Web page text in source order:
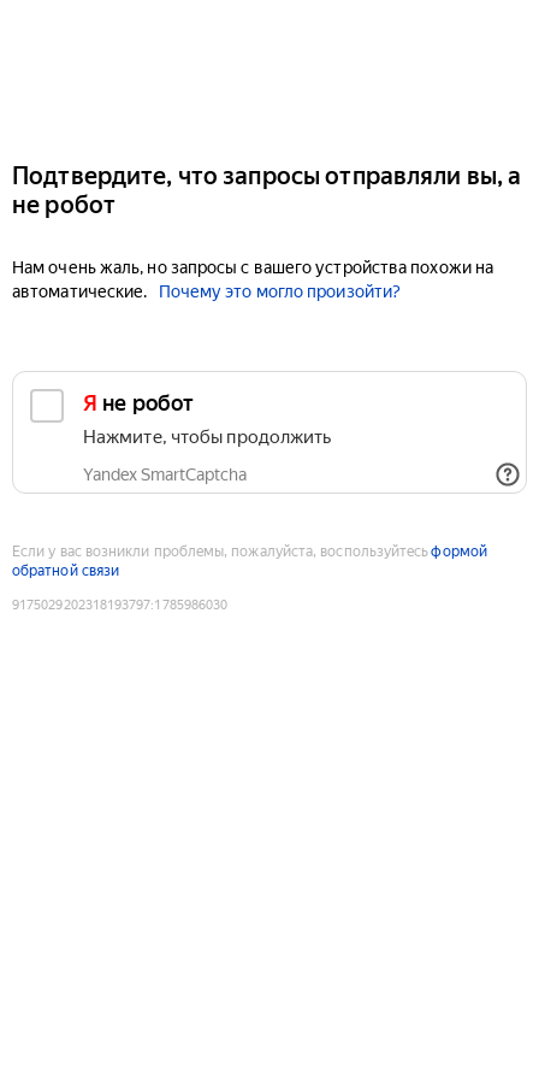
Подтвердите, что запросы отправляли вы, а
не робот
Нам очень жаль, но запросы с вашего устройства похожи на
автоматические.
Почему это могло произойти?
Я не робот
Нажмите, чтобы продолжить
Yandex SmartCaptcha
Если у вас возникли проблемы, пожалуйста, воспользуйтесьформой
обратной связи
9175029202318193797:1785986030